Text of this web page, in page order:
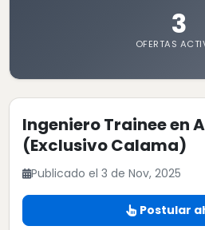
3
OFERTAS
Ingeniero Trainee en
(Exclusivo Calama)
Publicado el 3 de Nov, 2025
Postular